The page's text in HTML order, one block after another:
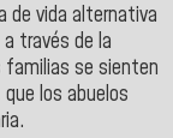
de vida alternativa
través de la
se sienten
los abuelos